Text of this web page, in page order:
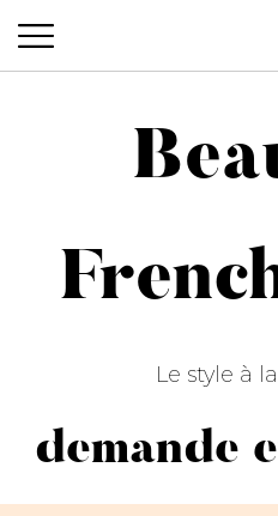
Le style à
demande